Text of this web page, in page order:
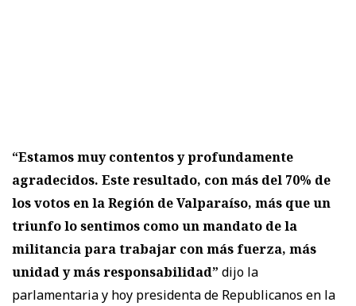
“Estamos muy contentos y profundamente
agradecidos. Este resultado, con más del 70% de
los votos en la Región de Valparaíso, más que un
triunfo lo sentimos como un mandato de la
militancia para trabajar con más fuerza, más
unidad y más responsabilidad” dijo la
parlamentaria y hoy presidenta de Republicanos en la